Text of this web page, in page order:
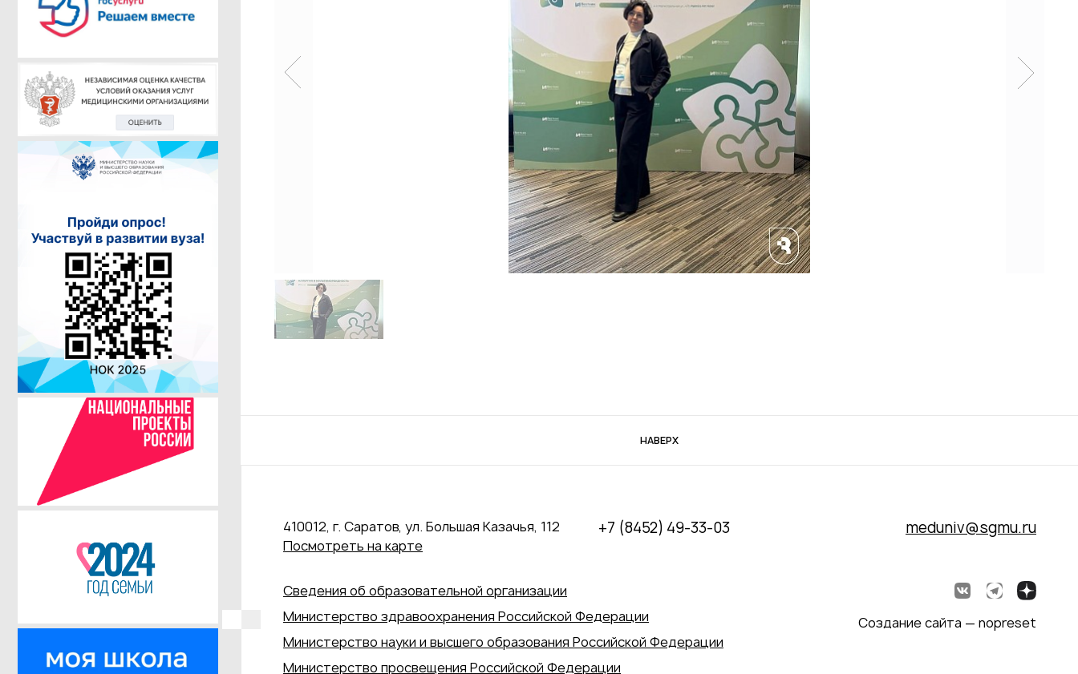
НАВЕРХ
410012, г. Саратов, ул. Большая Казачья, 112
Посмотреть на карте
+7 (8452) 49-33-03 meduniv@sgmu.ru
Сведения об образовательной организации
Министерство здравоохранения Российской Федерации
Министерство науки и высшего образования Российской Федерации
Министерство просвещения Российской Федерации
Создание сайта — nopreset